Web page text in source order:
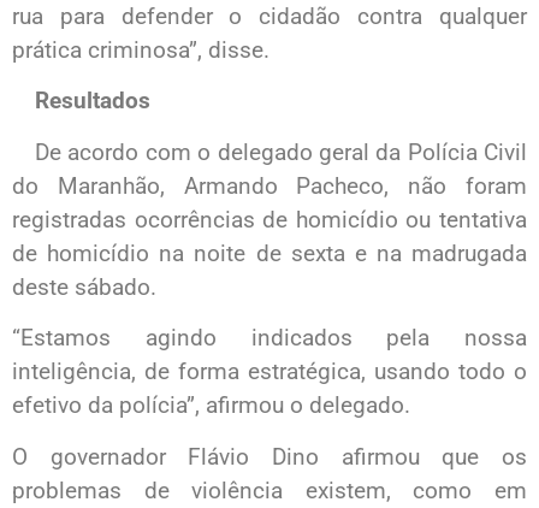
rua para defender o cidadão contra qualquer
prática criminosa”, disse.
Resultados
De acordo com o delegado geral da Polícia Civil
do Maranhão, Armando Pacheco, não foram
registradas ocorrências de homicídio ou tentativa
de homicídio na noite de sexta e na madrugada
deste sábado.
“Estamos agindo indicados pela nossa
inteligência, de forma estratégica, usando todo o
efetivo da polícia”, afirmou o delegado.
O governador Flávio Dino afirmou que os
problemas de violência existem, como em